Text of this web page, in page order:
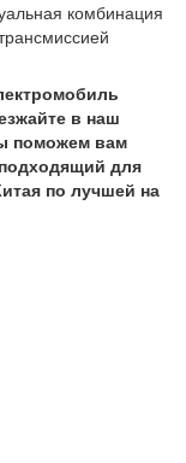
комбинация
в наш
поможем вам
для
по лучшей на